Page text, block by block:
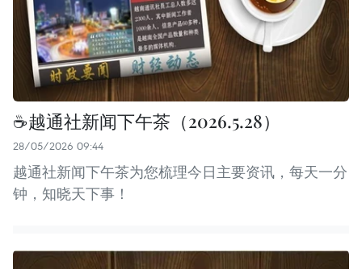
☕️越通社新闻下午茶（2026.5.28）
28/05/2026 09:44
越通社新闻下午茶为您梳理今日主要资讯，每天一分
钟，知晓天下事！